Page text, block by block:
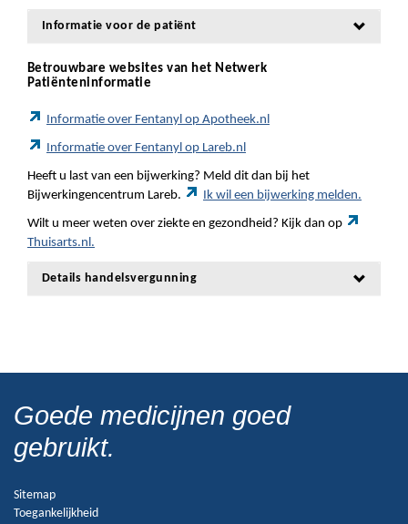
Informatie voor de patiënt
Betrouwbare websites van het Netwerk
Patiënteninformatie
Informatie over Fentanyl op Apotheek.nl
Informatie over Fentanyl op Lareb.nl
Heeft u last van een bijwerking? Meld dit dan bij het
Bijwerkingencentrum Lareb.
Ik wil een bijwerking melden.
Wilt u meer weten over ziekte en gezondheid? Kijk dan op
Thuisarts.nl.
Details handelsvergunning
Goede medicijnen goed
gebruikt.
Sitemap
Toegankelijkheid